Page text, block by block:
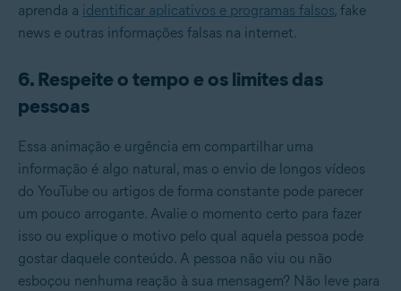
aprenda a identificar aplicativos e programas falsos, fake
news e outras informações falsas na internet.
6. Respeite o tempo e os limites das
pessoas
Essa animação e urgência em compartilhar uma
informação é algo natural, mas o envio de longos vídeos
do YouTube ou artigos de forma constante pode parecer
um pouco arrogante. Avalie o momento certo para fazer
isso ou explique o motivo pelo qual aquela pessoa pode
gostar daquele conteúdo. A pessoa não viu ou não
esboçou nenhuma reação à sua mensagem? Não leve para